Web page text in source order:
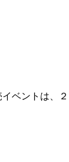
ントは、